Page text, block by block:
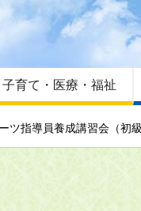
はじめての方へ
Foreign language
イトマップ
子育て・医療・福祉
ツ指導員養成講習会（初